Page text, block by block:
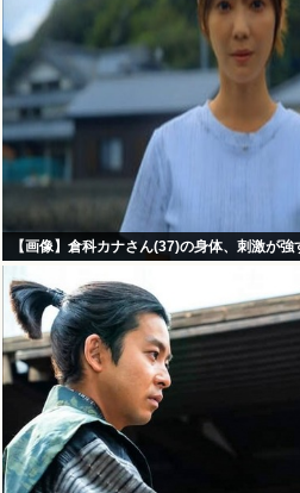
【画像】倉科カナさん(37)の身体、刺激が